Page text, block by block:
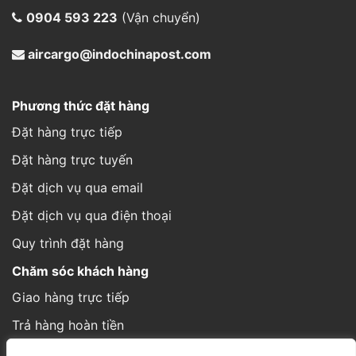
0904 593 223 (Vận chuyển)
aircargo@indochinapost.com
Phương thức đặt hàng
Đặt hàng trực tiếp
Đặt hàng trực tuyến
Đặt dịch vụ qua email
Đặt dịch vụ qua điện thoại
Quy trình đặt hàng
Chăm sóc khách hàng
Giao hàng trực tiếp
Trả hàng hoàn tiền